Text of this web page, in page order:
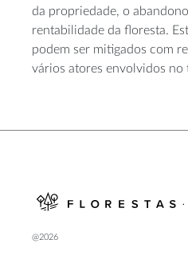
da propriedade, o
rentabilidade da floresta.
podem ser mitigados com
vários atores envolvidos no
@2026